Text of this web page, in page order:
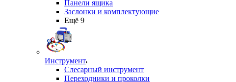
Панели ящика
Заслонки и комплектующие
Ещё 9
Инструмент
Слесарный инструмент
Переходники и проколки